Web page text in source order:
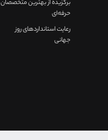
برگزيده از بهترين متخصصان
حرفه‌ای
رعایت استانداردهای روز
جهانی